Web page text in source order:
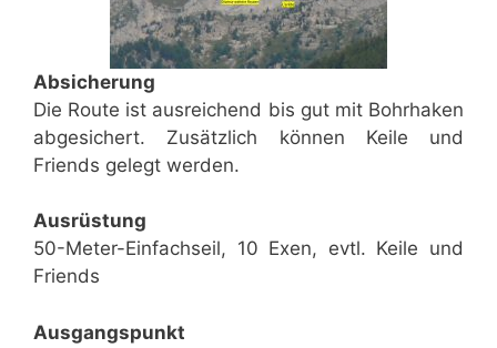
Absicherung
Die Route ist ausreichend bis gut mit Bohrhaken
abgesichert. Zusätzlich können Keile und
Friends gelegt werden.
Ausrüstung
50-Meter-Einfachseil, 10 Exen, evtl. Keile und
Friends
Ausgangspunkt